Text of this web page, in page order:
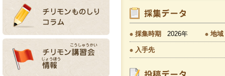
採集時期 2026年 地域
入手先